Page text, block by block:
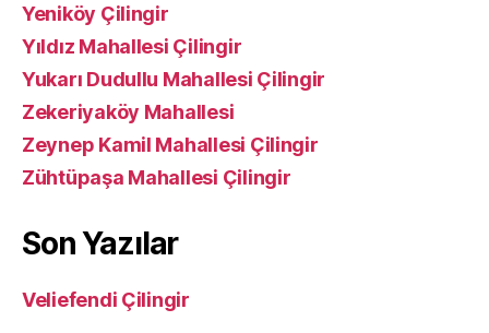
Yeniköy Çilingir
Yıldız Mahallesi Çilingir
Yukarı Dudullu Mahallesi Çilingir
Zekeriyaköy Mahallesi
Zeynep Kamil Mahallesi Çilingir
Zühtüpaşa Mahallesi Çilingir
Son Yazılar
Veliefendi Çilingir